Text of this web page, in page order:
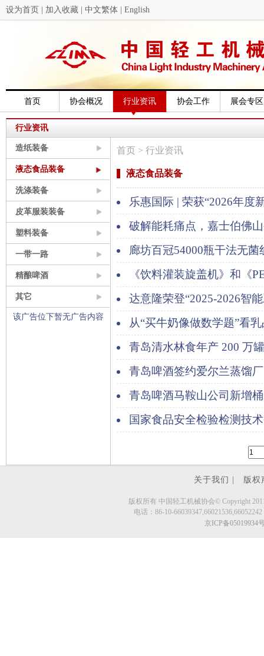
设为首页 加入收藏 中文繁体 English
首页 协会概况 行业资讯 协会工作 展会专区
行业资讯
造纸装备
液态食品装备
洗涤装备
皮革服装装备
塑料装备
一带一路
精酿啤酒
其它
该广告位下暂无广告内容
首页 > 行业资讯
液态食品装备
乐惠国际 | 荣获“2026年度
破解能耗痛点，嘉士伯佛
专利廊坊百冠54000瓶干法无
帆出海！
《饮料灌装旋盖机》和《
饮料热灌装生产线》2项行业
达意隆荣登“2025-2026智
商百强榜”——智造实力再获
从“买牛奶像做数学题”看
为装备升级方向
青岛清水林食年产 200 万
青岛啤酒签约爱尔兰蒸馏
青岛啤酒马鞍山公司新增
国家食品安全检验检测技
关于我们 | 版
版权所有 中国轻工机械协会© Copyright
电话：86-10-
京ICP备05019934